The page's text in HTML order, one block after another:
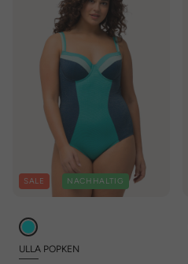
SALE NACHHALTIG
ULLA POPKEN